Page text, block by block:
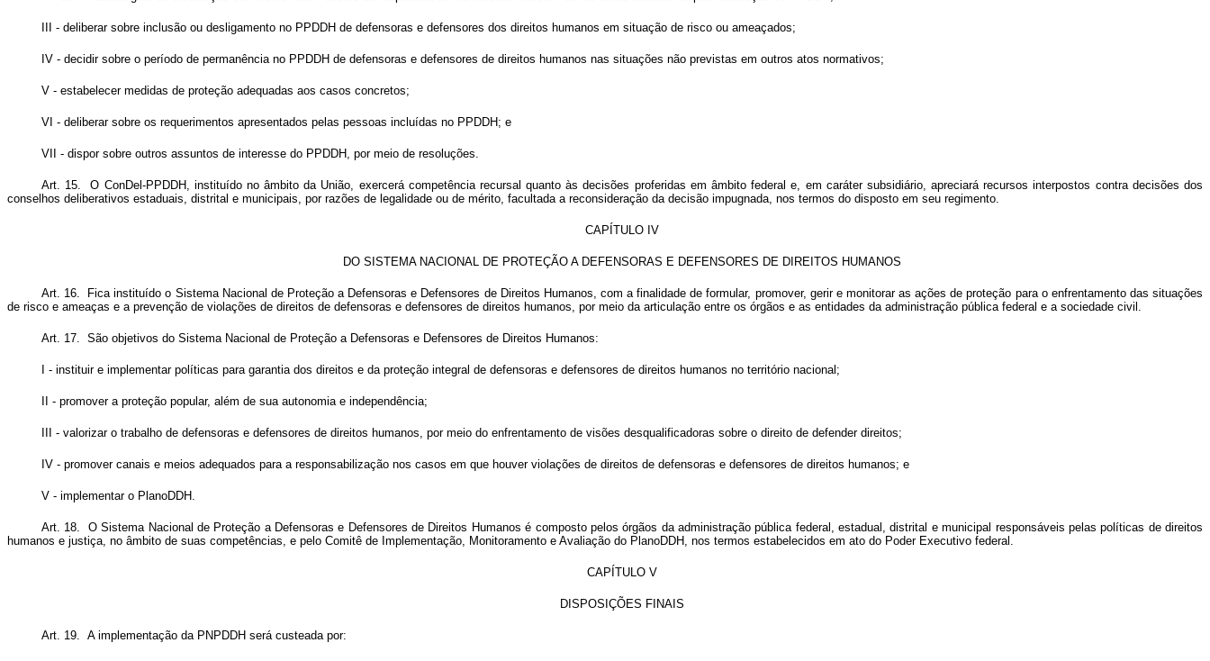
III - deliberar sobre inclusão ou desligamento no PPDDH de defensoras e defensores dos direitos humanos em situação de risco ou ameaçados;
IV - decidir sobre o período de permanência no PPDDH de defensoras e defensores de direitos humanos nas situações não previstas em outros atos normativos;
V - estabelecer medidas de proteção adequadas aos casos concretos;
VI - deliberar sobre os requerimentos apresentados pelas pessoas incluídas no PPDDH; e
VII - dispor sobre outros assuntos de interesse do PPDDH, por meio de resoluções.
Art. 15. O ConDel-PPDDH, instituído no âmbito da União, exercerá competência recursal quanto às decisões proferidas em âmbito federal e, em caráter subsidiário, apreciará recursos interpostos contra decisões dos
conselhos deliberativos estaduais, distrital e municipais, por razões de legalidade ou de mérito, facultada a reconsideração da decisão impugnada, nos termos do disposto em seu regimento.
CAPÍTULO IV
DO SISTEMA NACIONAL DE PROTEÇÃO A DEFENSORAS E DEFENSORES DE DIREITOS HUMANOS
Art. 16. Fica instituído o Sistema Nacional de Proteção a Defensoras e Defensores de Direitos Humanos, com a finalidade de formular, promover, gerir e monitorar as ações de proteção para o enfrentamento das situações
de risco e ameaças e a prevenção de violações de direitos de defensoras e defensores de direitos humanos, por meio da articulação entre os órgãos e as entidades da administração pública federal e a sociedade civil.
Art. 17. São objetivos do Sistema Nacional de Proteção a Defensoras e Defensores de Direitos Humanos:
I - instituir e implementar políticas para garantia dos direitos e da proteção integral de defensoras e defensores de direitos humanos no território nacional;
II - promover a proteção popular, além de sua autonomia e independência;
III - valorizar o trabalho de defensoras e defensores de direitos humanos, por meio do enfrentamento de visões desqualificadoras sobre o direito de defender direitos;
IV - promover canais e meios adequados para a responsabilização nos casos em que houver violações de direitos de defensoras e defensores de direitos humanos; e
V - implementar o PlanoDDH.
Art. 18. O Sistema Nacional de Proteção a Defensoras e Defensores de Direitos Humanos é composto pelos órgãos da administração pública federal, estadual, distrital e municipal responsáveis pelas políticas de direitos
humanos e justiça, no âmbito de suas competências, e pelo Comitê de Implementação, Monitoramento e Avaliação do PlanoDDH, nos termos estabelecidos em ato do Poder Executivo federal.
CAPÍTULO V
DISPOSIÇÕES FINAIS
Art. 19. A implementação da PNPDDH será custeada por: